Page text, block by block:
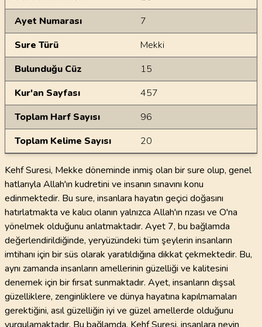
Ayet Numarası
7
Sure Türü
Mekki
Bulunduğu Cüz
15
Kur'an Sayfası
457
Toplam Harf Sayısı
96
Toplam Kelime Sayısı
20
Kehf Suresi, Mekke döneminde inmiş olan bir sure olup, genel
hatlarıyla Allah'ın kudretini ve insanın sınavını konu
edinmektedir. Bu sure, insanlara hayatın geçici doğasını
hatırlatmakta ve kalıcı olanın yalnızca Allah'ın rızası ve O'na
yönelmek olduğunu anlatmaktadır. Ayet 7, bu bağlamda
değerlendirildiğinde, yeryüzündeki tüm şeylerin insanların
imtihanı için bir süs olarak yaratıldığına dikkat çekmektedir. Bu,
aynı zamanda insanların amellerinin güzelliği ve kalitesini
denemek için bir fırsat sunmaktadır. Ayet, insanların dışsal
güzelliklere, zenginliklere ve dünya hayatına kapılmamaları
gerektiğini, asıl güzelliğin iyi ve güzel amellerde olduğunu